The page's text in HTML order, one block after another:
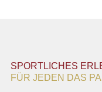
SPORTLICHES
FÜR JEDEN DAS